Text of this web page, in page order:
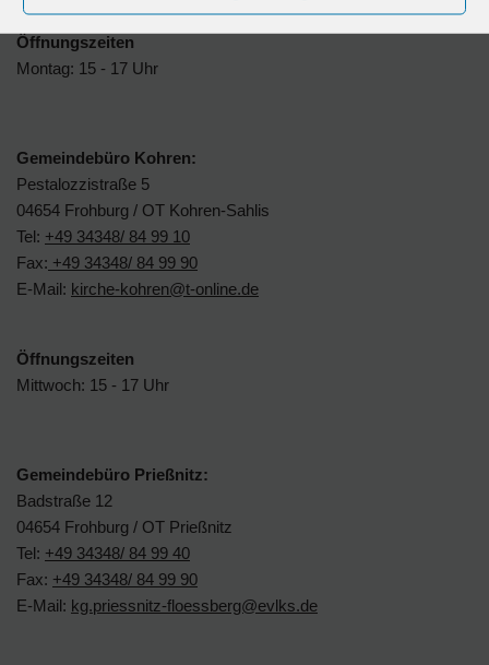
Öffnungszeiten
Montag: 15 - 17 Uhr
Gemeindebüro Kohren:
Pestalozzistraße 5
04654 Frohburg / OT Kohren-Sahlis
Tel: +49 34348/ 84 99 10
Fax: +49 34348/ 84 99 90
E-Mail: kirche-kohren@t-online.de
Öffnungszeiten
Mittwoch: 15 - 17 Uhr
Gemeindebüro Prießnitz:
Badstraße 12
04654 Frohburg / OT Prießnitz
Tel: +49 34348/ 84 99 40
Fax: +49 34348/ 84 99 90
E-Mail: kg.priessnitz-floessberg@evlks.de